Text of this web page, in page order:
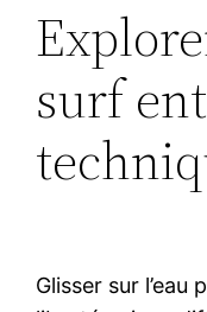
surf
Glisser sur